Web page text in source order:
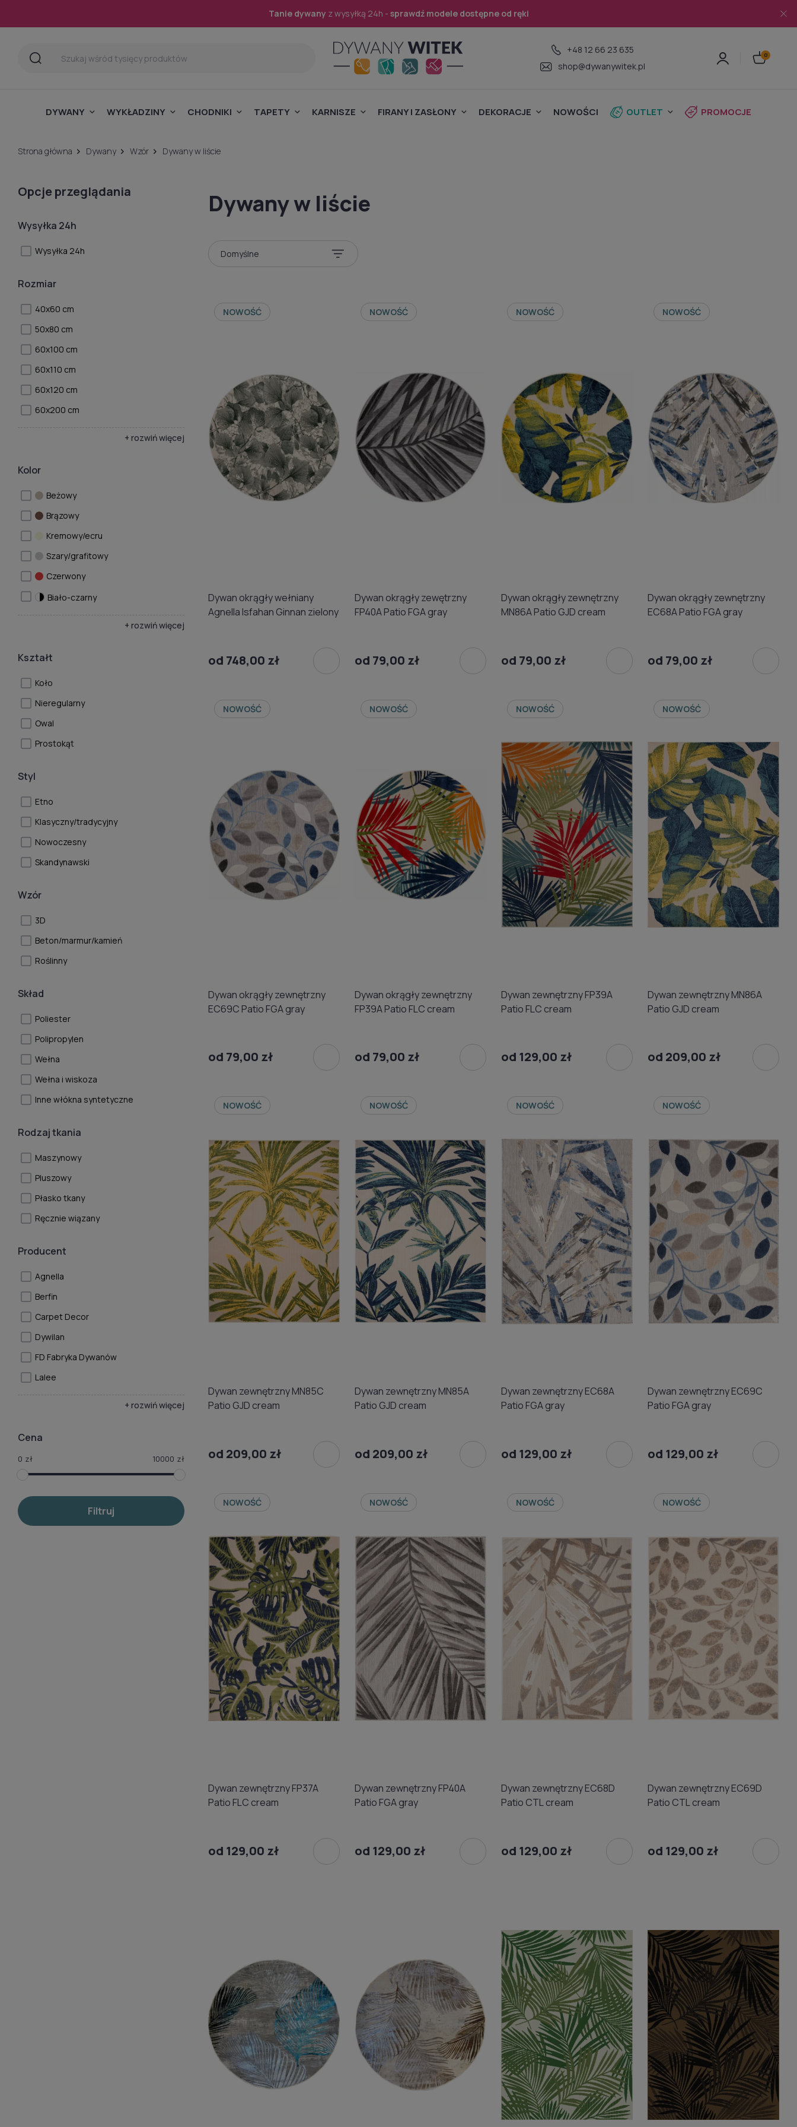
Tanie dywany z wysyłką 24h - sprawdź modele dostępne od ręki
+48 12 66 23 635
shop@dywanywitek.pl
DYWANY WYKŁADZINY CHODNIKI TAPETY KARNISZE FIRANY I ZASŁONY DEKORACJE NOWOŚCI OUTLET PROMOCJE
Strona główna Dywany Wzór Dywany w liście
Opcje przeglądania
Wysyłka 24h
Wysyłka 24h
Rozmiar
40x60 cm
50x80 cm
60x100 cm
60x110 cm
60x120 cm
60x200 cm
+ rozwiń więcej
Kolor
Beżowy
Brązowy
Kremowy/ecru
Szary/grafitowy
Czerwony
Biało-czarny
+ rozwiń więcej
Kształt
Koło
Nieregularny
Owal
Prostokąt
Styl
Etno
Klasyczny/tradycyjny
Nowoczesny
Skandynawski
Wzór
3D
Beton/marmur/kamień
Roślinny
Skład
Poliester
Polipropylen
Wełna
Wełna i wiskoza
Inne włókna syntetyczne
Rodzaj tkania
Maszynowy
Pluszowy
Płasko tkany
Ręcznie wiązany
Producent
Agnella
Berfin
Carpet Decor
Dywilan
FD Fabryka Dywanów
Lalee
+ rozwiń więcej
Cena
0 zł 10000 zł
Filtruj
Dywany w liście
Dywan okrągły wełniany
Agnella Isfahan Ginnan zielony
od 748,00 zł
NOWOŚĆ
Dywan okrągły zewętrzny
FP40A Patio FGA gray
od 79,00 zł
NOWOŚĆ
Dywan okrągły zewnętrzny
MN86A Patio GJD cream
od 79,00 zł
NOWOŚĆ
Dywan okrągły zewnętrzny
EC68A Patio FGA gray
od 79,00 zł
NOWOŚĆ
Dywan okrągły zewnętrzny
EC69C Patio FGA gray
od 79,00 zł
NOWOŚĆ
Dywan okrągły zewnętrzny
FP39A Patio FLC cream
od 79,00 zł
NOWOŚĆ
Dywan zewnętrzny FP39A
Patio FLC cream
od 129,00 zł
NOWOŚĆ
Dywan zewnętrzny MN86A
Patio GJD cream
od 209,00 zł
NOWOŚĆ
Dywan zewnętrzny MN85C
Patio GJD cream
od 209,00 zł
NOWOŚĆ
Dywan zewnętrzny MN85A
Patio GJD cream
od 209,00 zł
NOWOŚĆ
Dywan zewnętrzny EC68A
Patio FGA gray
od 129,00 zł
NOWOŚĆ
Dywan zewnętrzny EC69C
Patio FGA gray
od 129,00 zł
NOWOŚĆ
Dywan zewnętrzny FP37A
Patio FLC cream
od 129,00 zł
NOWOŚĆ
Dywan zewnętrzny FP40A
Patio FGA gray
od 129,00 zł
NOWOŚĆ
Dywan zewnętrzny EC68D
Patio CTL cream
od 129,00 zł
NOWOŚĆ
Dywan zewnętrzny EC69D
Patio CTL cream
od 129,00 zł
NOWOŚĆ